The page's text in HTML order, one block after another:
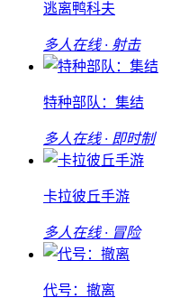
逃离鸭科夫
多人在线 · 射击
特种部队：集结
多人在线 · 即时制
卡拉彼丘手游
多人在线 · 冒险
代号：撤离